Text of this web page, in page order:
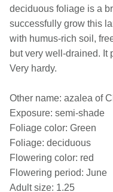
deciduous foliage is a
successfully grow this
with humus-rich soil,
but very well-drained. It
Very hardy.
Other name: azalea of
Exposure: semi-shade
Foliage color: Green
Foliage: deciduous
Flowering color: red
Flowering period: June
Adult size: 1.25